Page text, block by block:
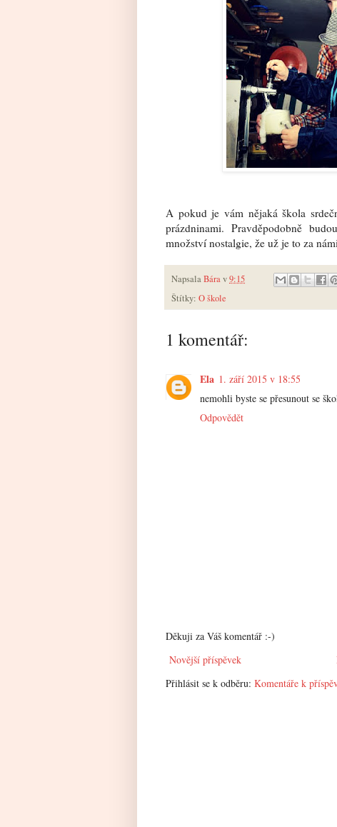
A pokud je vám nějaká škola
prázdninami. Pravděpodobně
množství nostalgie, že už je to za
NapsalaBárav9:15
Štítky: O škole
1 komentář:
Ela 1. září 2015 v 18:55
nemohli byste se přesunout se
Odpovědět
Děkuji za Váš komentář :-)
Novější příspěvek
Přihlásit se k odběru: Komentáře k